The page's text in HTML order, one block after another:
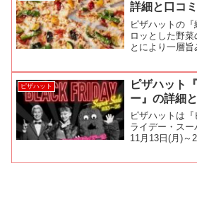
詳細と口コ
ピザハットの
ロッとした野
とにより一層旨
たっぷり乗っ
ピザハット
ピザハット
ー』の詳細
ピザハットは
ライデー・ス
11月13日(月)～